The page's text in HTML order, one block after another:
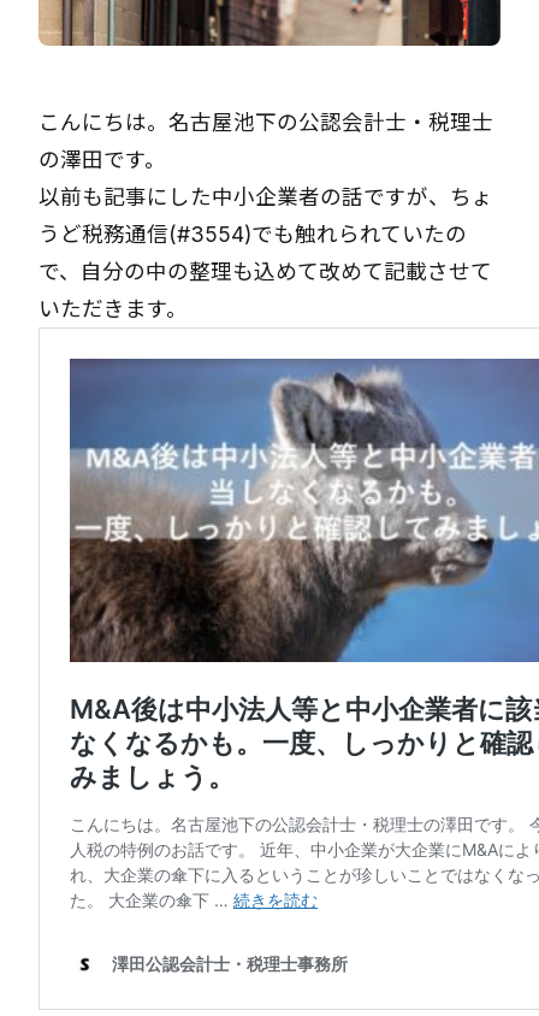
こんにちは。名古屋池下の公認会計士・税理士
の澤田です。
以前も記事にした中小企業者の話ですが、ちょ
うど税務通信(#3554)でも触れられていたの
で、自分の中の整理も込めて改めて記載させて
いただきます。